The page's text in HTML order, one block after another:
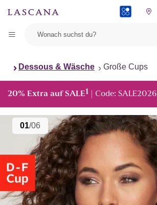
Dessous & Wäsche Große Cups
20% Extra auf SALE1 | Code: SALE2026
01/06